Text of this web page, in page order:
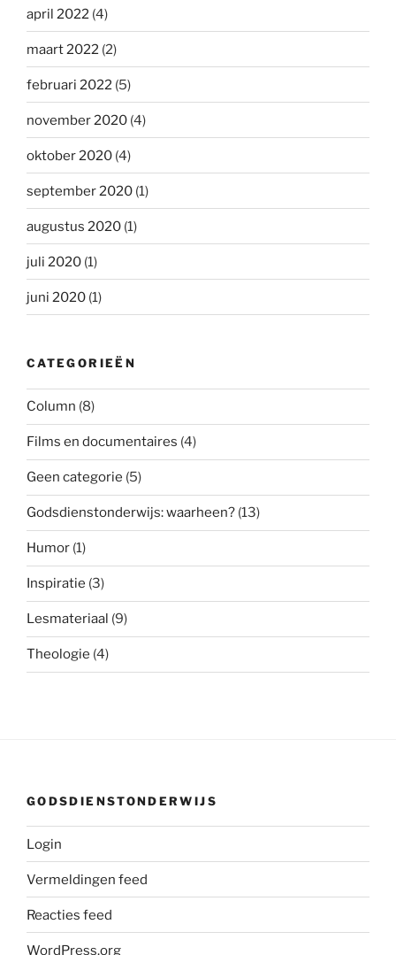
april 2022 (4)
maart 2022 (2)
februari 2022 (5)
november 2020 (4)
oktober 2020 (4)
september 2020 (1)
augustus 2020 (1)
juli 2020 (1)
juni 2020 (1)
CATEGORIEËN
Column (8)
Films en documentaires (4)
Geen categorie (5)
Godsdienstonderwijs: waarheen? (13)
Humor (1)
Inspiratie (3)
Lesmateriaal (9)
Theologie (4)
GODSDIENSTONDERWIJS
Login
Vermeldingen feed
Reacties feed
WordPress.org